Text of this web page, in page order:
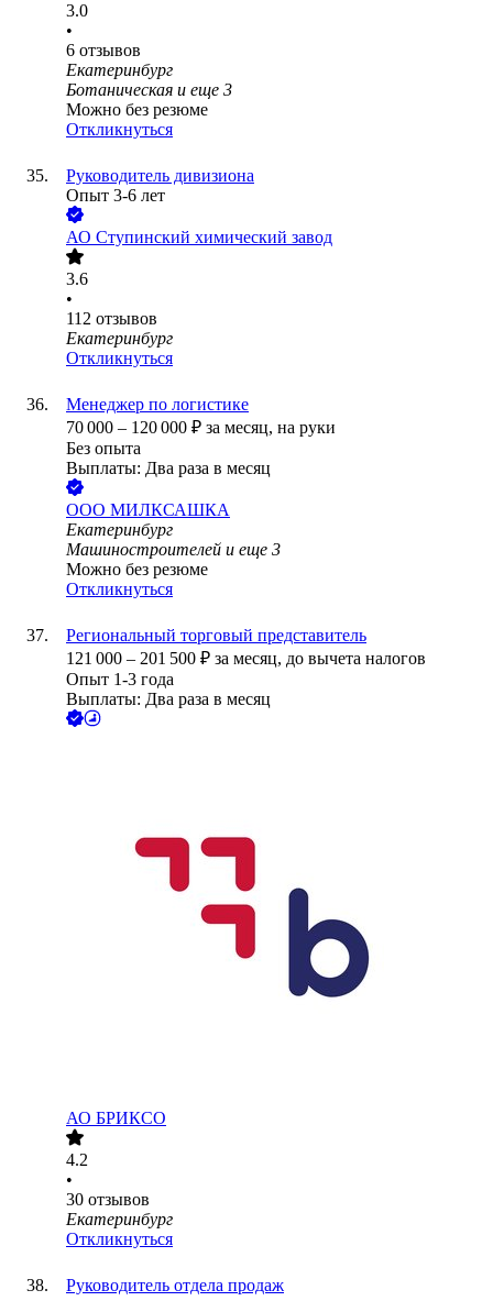
3.0
•
6 отзывов
Екатеринбург
Ботаническая и еще 3
Можно без резюме
Откликнуться
Руководитель дивизиона
Опыт 3-6 лет
АО Ступинский химический завод
3.6
•
112 отзывов
Екатеринбург
Откликнуться
Менеджер по логистике
70 000 – 120 000 ₽ за месяц, на руки
Без опыта
Выплаты: Два раза в месяц
ООО МИЛКСАШКА
Екатеринбург
Машиностроителей и еще 3
Можно без резюме
Откликнуться
Региональный торговый представитель
121 000 – 201 500 ₽ за месяц, до вычета налогов
Опыт 1-3 года
Выплаты: Два раза в месяц
АО БРИКСО
4.2
•
30 отзывов
Екатеринбург
Откликнуться
Руководитель отдела продаж